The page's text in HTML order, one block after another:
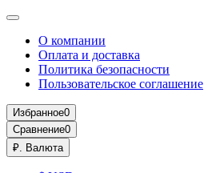
О компании
Оплата и доставка
Политика безопасности
Пользовательское соглашение
Избранное0
Сравнение0
₽. Валюта